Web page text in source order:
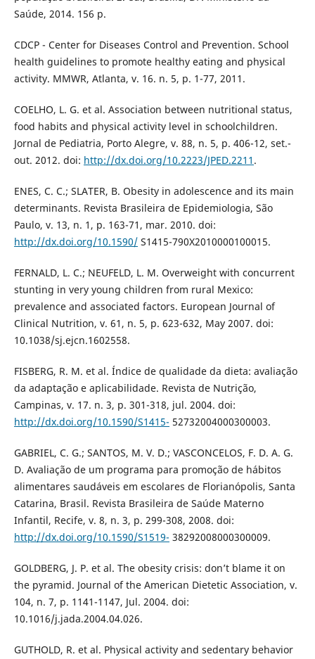
Saúde, 2014. 156 p.
CDCP - Center for Diseases Control and Prevention. School
health guidelines to promote healthy eating and physical
activity. MMWR, Atlanta, v. 16. n. 5, p. 1-77, 2011.
COELHO, L. G. et al. Association between nutritional status,
food habits and physical activity level in schoolchildren.
Jornal de Pediatria, Porto Alegre, v. 88, n. 5, p. 406-12, set.-
out. 2012. doi: http://dx.doi.org/10.2223/JPED.2211 .
ENES, C. C.; SLATER, B. Obesity in adolescence and its main
determinants. Revista Brasileira de Epidemiologia, São
Paulo, v. 13, n. 1, p. 163-71, mar. 2010. doi:
http://dx.doi.org/10.1590/S1415-790X2010000100015.
FERNALD, L. C.; NEUFELD, L. M. Overweight with concurrent
stunting in very young children from rural Mexico:
prevalence and associated factors. European Journal of
Clinical Nutrition, v. 61, n. 5, p. 623-632, May 2007. doi:
10.1038/sj.ejcn.1602558.
FISBERG, R. M. et al. Índice de qualidade da dieta: avaliação
da adaptação e aplicabilidade. Revista de Nutrição,
Campinas, v. 17. n. 3, p. 301-318, jul. 2004. doi:
http://dx.doi.org/10.1590/S1415- 52732004000300003.
GABRIEL, C. G.; SANTOS, M. V. D.; VASCONCELOS, F. D. A. G.
D. Avaliação de um programa para promoção de hábitos
alimentares saudáveis em escolares de Florianópolis, Santa
Catarina, Brasil. Revista Brasileira de Saúde Materno
Infantil, Recife, v. 8, n. 3, p. 299-308, 2008. doi:
http://dx.doi.org/10.1590/S1519- 38292008000300009.
GOLDBERG, J. P. et al. The obesity crisis: don’t blame it on
the pyramid. Journal of the American Dietetic Association, v.
104, n. 7, p. 1141-1147, Jul. 2004. doi:
10.1016/j.jada.2004.04.026.
GUTHOLD, R. et al. Physical activity and sedentary behavior